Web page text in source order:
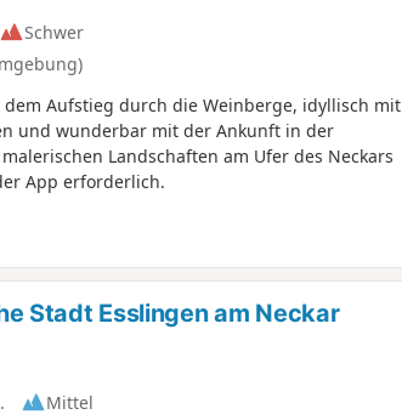
Schwer
Aufstieg durch die Weinberge, idyllisch mit
und wunderbar mit der Ankunft in der
Landschaften am Ufer des Neckars
App erforderlich.
Stadt Esslingen am Neckar
Mittel